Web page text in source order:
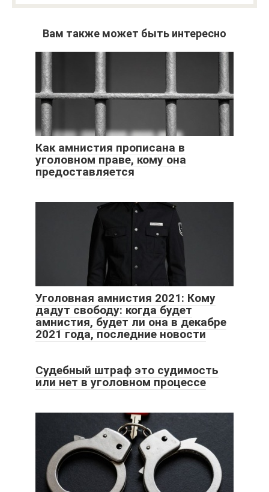
Вам также может быть интересно
Как амнистия прописана в
уголовном праве, кому она
предоставляется
Уголовная амнистия 2021: Кому
дадут свободу: когда будет
амнистия, будет ли она в декабре
2021 года, последние новости
Судебный штраф это судимость
или нет в уголовном процессе